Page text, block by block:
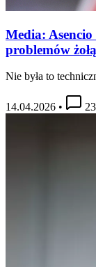
Media:
problemów
Nie była to
14.04.2026 • 23